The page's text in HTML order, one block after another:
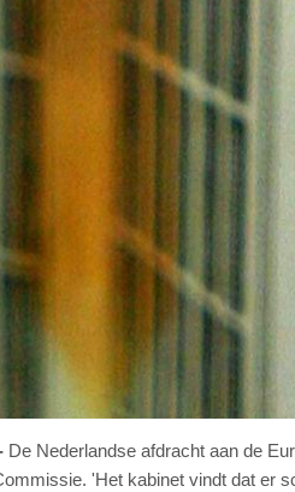
De Nederlandse afdracht aan de
'Het kabinet vindt dat er